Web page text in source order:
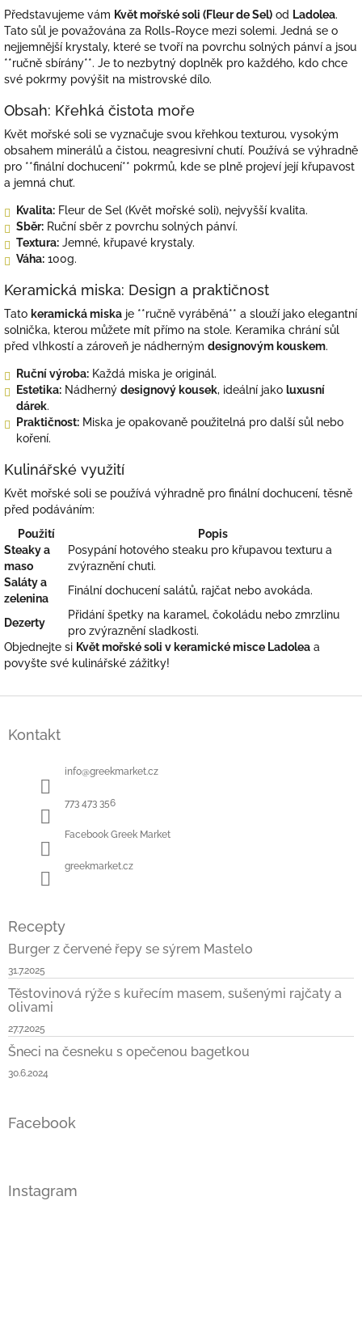
Představujeme vám Květ mořské soli (Fleur de Sel) od Ladolea.
Tato sůl je považována za Rolls-Royce mezi solemi. Jedná se o
nejjemnější krystaly, které se tvoří na povrchu solných pánví a jsou
**ručně sbírány**. Je to nezbytný doplněk pro každého, kdo chce
své pokrmy povýšit na mistrovské dílo.
Obsah: Křehká čistota moře
Květ mořské soli se vyznačuje svou křehkou texturou, vysokým
obsahem minerálů a čistou, neagresivní chutí. Používá se výhradně
pro **finální dochucení** pokrmů, kde se plně projeví její křupavost
a jemná chuť.
Kvalita: Fleur de Sel (Květ mořské soli), nejvyšší kvalita.
Sběr: Ruční sběr z povrchu solných pánví.
Textura: Jemné, křupavé krystaly.
Váha: 100g.
Keramická miska: Design a praktičnost
Tato keramická miska je **ručně vyráběná** a slouží jako elegantní
solnička, kterou můžete mít přímo na stole. Keramika chrání sůl
před vlhkostí a zároveň je nádherným designovým kouskem.
Ruční výroba: Každá miska je originál.
Estetika: Nádherný designový kousek, ideální jako luxusní
dárek.
Praktičnost: Miska je opakovaně použitelná pro další sůl nebo
koření.
Kulinářské využití
Květ mořské soli se používá výhradně pro finální dochucení, těsně
před podáváním:
Použití
Popis
Steaky a
maso
Posypání hotového steaku pro křupavou texturu a
zvýraznění chuti.
Saláty a
zelenina
Finální dochucení salátů, rajčat nebo avokáda.
Dezerty
Přidání špetky na karamel, čokoládu nebo zmrzlinu
pro zvýraznění sladkosti.
Objednejte si Květ mořské soli v keramické misce Ladolea a
povyšte své kulinářské zážitky!
Kontakt
info@greekmarket.cz
773 473 356
Facebook Greek Market
greekmarket.cz
Recepty
Burger z červené řepy se sýrem Mastelo
31.7.2025
Těstovinová rýže s kuřecím masem, sušenými rajčaty a
olivami
27.7.2025
Šneci na česneku s opečenou bagetkou
30.6.2024
Facebook
Instagram